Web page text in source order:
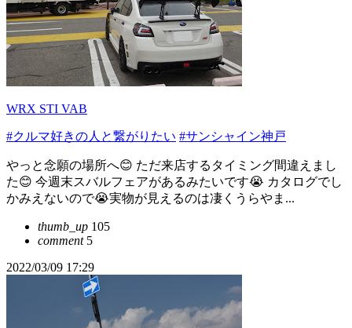
WRX STI VAB
#クルマ好きの人と繋がりたい #サンシャイン神戸
やっと念願の場所へ😊 ただ来店するタイミング間違えまし
た😊 今週末スバルフェアがあるみたいです😭 カタログでし
かみえないので😭実物が見えるのは凄くうらやま...
thumb_up 105
comment5
2022/03/09 17:29